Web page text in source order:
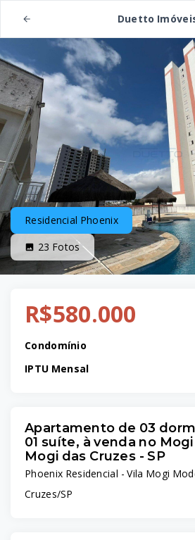
Duetto
Residencial Phoenix
23 Fotos
R$580.000
Condomínio
IPTU Mensal
Apartamento de 03
01 suíte, à venda no
Mogi das Cruzes - SP
Phoenix Residencial -Vila Mogi
Cruzes/SP